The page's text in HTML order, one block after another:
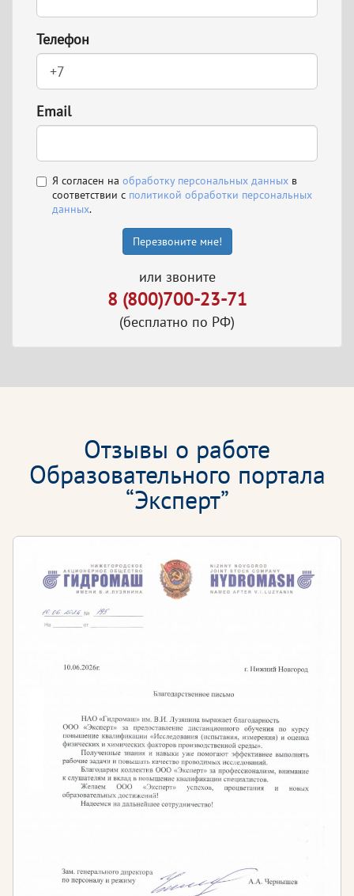
Телефон
Email
Я согласен на обработку персональных данных в
соответствии с политикой обработки персональных
данных.
Перезвоните мне!
или звоните
8 (800)700-23-71
(бесплатно по РФ)
Отзывы о работе
Образовательного портала
“Эксперт”